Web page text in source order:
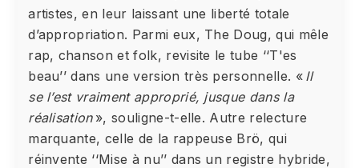
artistes, en leur laissant une liberté totale
d’appropriation. Parmi eux, The Doug, qui mêle
rap, chanson et folk, revisite le tube ‘‘T'es
beau’’ dans une version très personnelle. « Il
se l’est vraiment approprié, jusque dans la
réalisation», souligne-t-elle. Autre relecture
marquante, celle de la rappeuse Brö, qui
réinvente ‘‘Mise à nu’’ dans un registre hybride,